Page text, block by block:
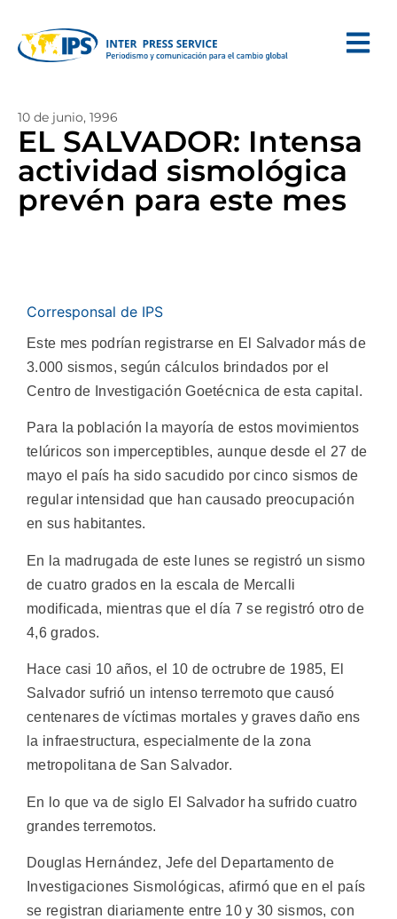
10 de junio, 1996
EL SALVADOR: Intensa
actividad sismológica
prevén para este mes
Corresponsal de IPS
Este mes podrían registrarse en El Salvador más de
3.000 sismos, según cálculos brindados por el
Centro de Investigación Goetécnica de esta capital.
Para la población la mayoría de estos movimientos
telúricos son imperceptibles, aunque desde el 27 de
mayo el país ha sido sacudido por cinco sismos de
regular intensidad que han causado preocupación
en sus habitantes.
En la madrugada de este lunes se registró un sismo
de cuatro grados en la escala de Mercalli
modificada, mientras que el día 7 se registró otro de
4,6 grados.
Hace casi 10 años, el 10 de octrubre de 1985, El
Salvador sufrió un intenso terremoto que causó
centenares de víctimas mortales y graves daño ens
la infraestructura, especialmente de la zona
metropolitana de San Salvador.
En lo que va de siglo El Salvador ha sufrido cuatro
grandes terremotos.
Douglas Hernández, Jefe del Departamento de
Investigaciones Sismológicas, afirmó que en el país
se registran diariamente entre 10 y 30 sismos, con